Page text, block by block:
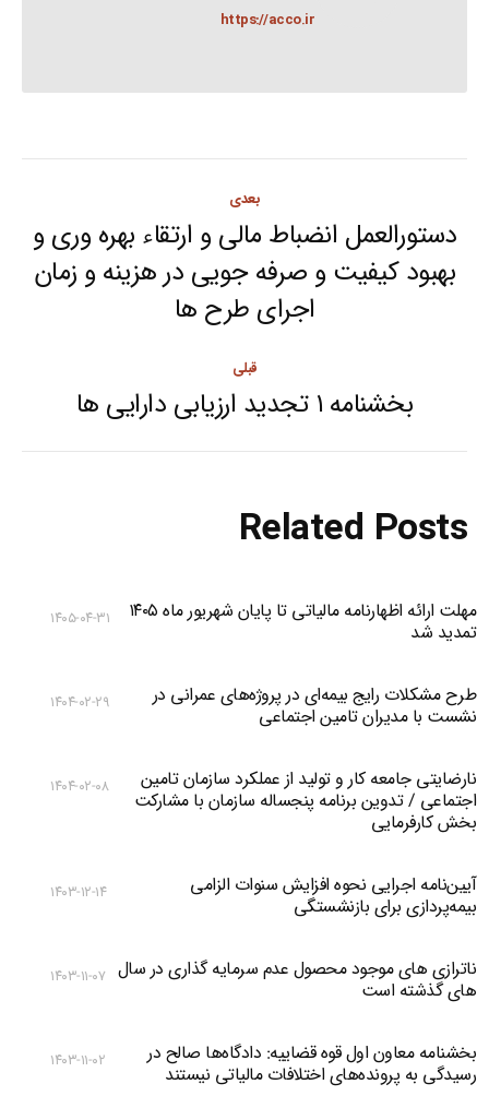
https://acco.ir
navigation
قبلی
Previous
بخشنامه ۱ تجدید ارزیابی دارایی ها
بعدی
Next
post:
دستورالعمل انضباط مالی و ارتقاء بهره وری و
بهبود کیفیت و صرفه جویی در هزینه و زمان
اجرای طرح ها
Related Posts
مهلت ارائه اظهارنامه مالیاتی تا پایان شهریور ماه ۱۴۰۵
تمدید شد
۱۴۰۵-۰۴-۳۱
طرح مشکلات رایج بیمه‌ای در پروژه‌های عمرانی در
نشست با مدیران تامین اجتماعی
۱۴۰۴-۰۲-۲۹
نارضایتی جامعه کار و تولید از عملکرد سازمان تامین
اجتماعی / تدوین برنامه پنجساله سازمان با مشارکت
بخش کارفرمایی
۱۴۰۴-۰۲-۰۸
آیین‌نامه اجرایی نحوه افزایش سنوات الزامی
بیمه‌پردازی برای بازنشستگی
۱۴۰۳-۱۲-۱۴
ناترازی های موجود محصول عدم سرمایه گذاری در سال
های گذشته است
۱۴۰۳-۱۱-۰۷
بخشنامه معاون اول قوه قضاییه: دادگاه‌‌ها صالح در
رسیدگی به پرونده‌های اختلافات مالیاتی نیستند
۱۴۰۳-۱۱-۰۲